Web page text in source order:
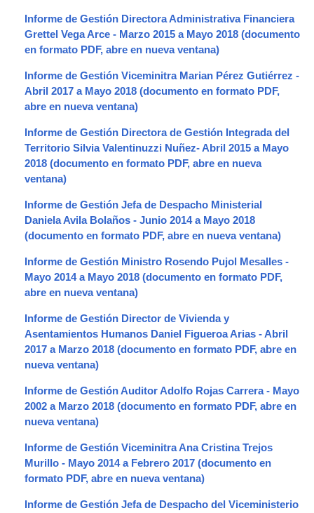
Informe de Gestión Directora Administrativa Financiera
Grettel Vega Arce - Marzo 2015 a Mayo 2018
Informe de Gestión Viceminitra Marian Pérez Gutiérrez -
Abril 2017 a Mayo 2018
Informe de Gestión Directora de Gestión Integrada del
Territorio Silvia Valentinuzzi Nuñez- Abril 2015 a Mayo
2018
Informe de Gestión Jefa de Despacho Ministerial
Daniela Avila Bolaños - Junio 2014 a Mayo 2018
Informe de Gestión Ministro Rosendo Pujol Mesalles -
Mayo 2014 a Mayo 2018
Informe de Gestión Director de Vivienda y
Asentamientos Humanos Daniel Figueroa Arias - Abril
2017 a Marzo 2018
Informe de Gestión Auditor Adolfo Rojas Carrera - Mayo
2002 a Marzo 2018
Informe de Gestión Viceminitra Ana Cristina Trejos
Murillo - Mayo 2014 a Febrero 2017
Informe de Gestión Jefa de Despacho del Viceministerio